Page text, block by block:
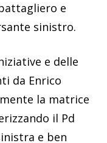
e
sinistro.
e delle
da Enrico
la matrice
il Pd
e ben